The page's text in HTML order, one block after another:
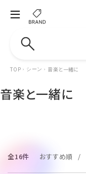
TOP シーン 音楽と一緒に
音楽と一緒に
全16件 おすすめ順